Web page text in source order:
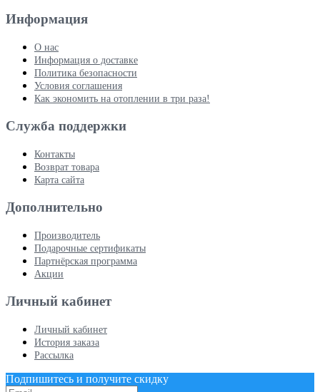
Информация
О нас
Информация о доставке
Политика безопасности
Условия соглашения
Как экономить на отоплении в три раза!
Служба поддержки
Контакты
Возврат товара
Карта сайта
Дополнительно
Производитель
Подарочные сертификаты
Партнёрская программа
Акции
Личный кабинет
Личный кабинет
История заказа
Рассылка
Подпишитесь и получите скидку